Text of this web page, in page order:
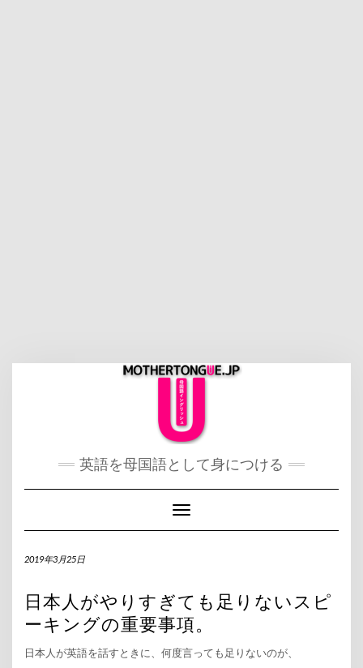
英語を母国語として身につける
Toggle Navigation
2019年3月25日
日本人がやりすぎても足りないスピ
ーキングの重要事項。
日本人が英語を話すときに、何度言っても足りないのが、